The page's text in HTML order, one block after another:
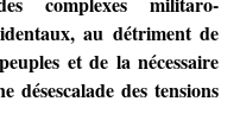
au détriment de
et de la nécessaire
désescalade des tensions